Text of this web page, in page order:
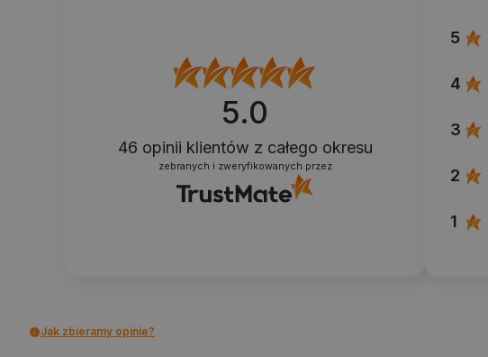
5.0
46 opinii klientów z całego okresu
zebranych i zweryfikowanych przez
5
4
3
2
1
Jak zbieramy opinie?